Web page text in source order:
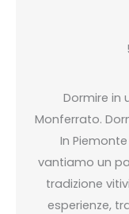
Dormire in
Monferrato.
In
vantiamo un
tradizione
esperienze,